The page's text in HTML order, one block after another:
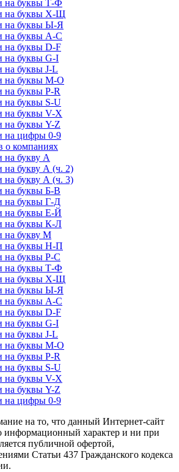
на буквы Т-Ф
на буквы Х-Щ
на буквы Ы-Я
на буквы A-C
на буквы D-F
на буквы G-I
на буквы J-L
на буквы M-O
буквы P-R
на буквы S-U
на буквы V-X
на буквы Y-Z
на цифры 0-9
о компаниях
на букву А
на букву А (ч. 2)
на букву А (ч. 3)
на буквы Б-В
на буквы Г-Д
на буквы Е-Й
на буквы К-Л
на букву М
на буквы Н-П
на буквы Р-С
на буквы Т-Ф
на буквы Х-Щ
на буквы Ы-Я
на буквы A-C
на буквы D-F
на буквы G-I
на буквы J-L
на буквы M-O
буквы P-R
на буквы S-U
на буквы V-X
на буквы Y-Z
на цифры 0-9
на то, что данный Интернет-сайт
информационный характер и ни при
публичной офертой,
Статьи 437 Гражданского кодекса